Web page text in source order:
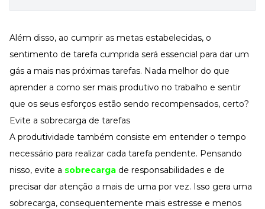
Além disso, ao cumprir as metas estabelecidas, o
sentimento de tarefa cumprida será essencial para dar um
gás a mais nas próximas tarefas. Nada melhor do que
aprender a como ser mais produtivo no trabalho e sentir
que os seus esforços estão sendo recompensados, certo?
Evite a sobrecarga de tarefas
A produtividade também consiste em entender o tempo
necessário para realizar cada tarefa pendente. Pensando
nisso, evite a sobrecarga de responsabilidades e de
precisar dar atenção a mais de uma por vez. Isso gera uma
sobrecarga, consequentemente mais estresse e menos